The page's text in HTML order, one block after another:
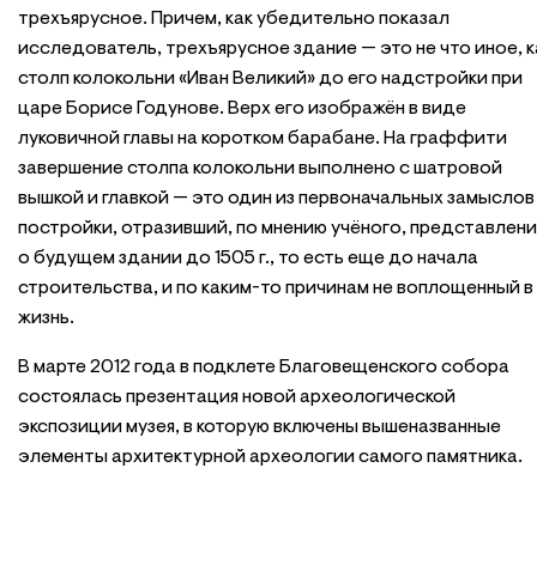
трехъярусное. Причем, как убедительно показал
исследователь, трехъярусное здание — это не что иное,
столп колокольни «Иван Великий» до его надстройки при
царе Борисе Годунове. Верх его изображён в виде
луковичной главы на коротком барабане. На граффити
завершение столпа колокольни выполнено с шатровой
вышкой и главкой — это один из первоначальных замыслов
постройки, отразивший, по мнению учёного,
о будущем здании до 1505 г., то есть еще до начала
строительства, и по каким-то причинам не воплощенный в
жизнь.
В марте 2012 года в подклете Благовещенского собора
состоялась презентация новой археологической
экспозиции музея, в которую включены вышеназванные
элементы архитектурной археологии самого памятника.